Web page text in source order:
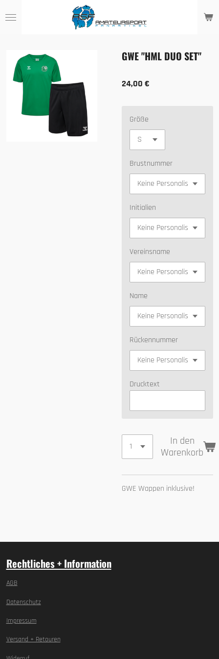
Hauptinhalt
GWE "HML DUO SET"
24,00 €
Größe
Brustnummer
Initialien
Vereinsname
Name
Rückennummer
Drucktext
In den
Warenkorb
GWE Wappen inklusive!
Rechtliches + Information
AGB
Datenschutz
Impressum
Versand + Retouren